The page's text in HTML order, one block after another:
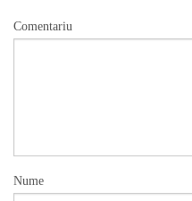
Comentariu
Nume